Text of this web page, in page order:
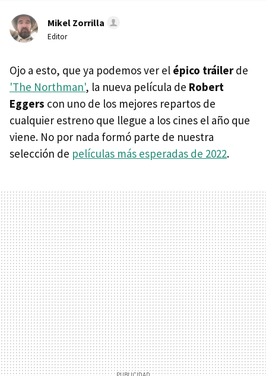
Mikel Zorrilla
Editor
Ojo a esto, que ya podemos ver el épico tráilerde
'The Northman', la nueva película de Robert
Eggers con uno de los mejores repartos de
cualquier estreno que llegue a los cines el año que
viene. No por nada formó parte de nuestra
selección de películas más esperadas de 2022.